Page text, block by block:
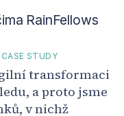
RainFellows
CASE STUDY
transformaci
a proto jsme
v nichž